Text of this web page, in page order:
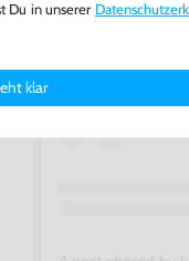
View
Du in unserer
klar